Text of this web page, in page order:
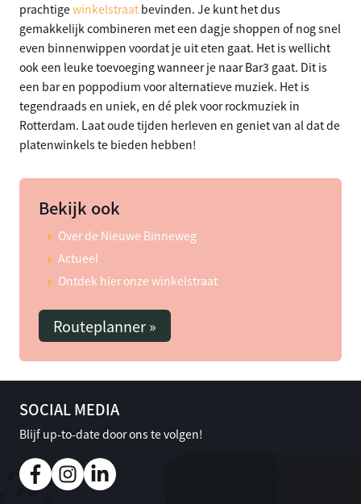
prachtigewinkelstraat bevinden. Je kunt het dus
gemakkelijk combineren met een dagje shoppen of nog snel
even binnenwippen voordat je uit eten gaat. Het is wellicht
ook een leuke toevoeging wanneer je naar Bar3 gaat. Dit is
een bar en poppodium voor alternatieve muziek. Het is
tegendraads en uniek, en dé plek voor rockmuziek in
Rotterdam. Laat oude tijden herleven en geniet van al dat de
platenwinkels te bieden hebben!
Bekijk ook
Over de Nieuwe Binneweg
Actueel
Ontdek hier onze winkelstraat
Routeplanner »
SOCIAL MEDIA
Blijf up-to-date door ons te volgen!